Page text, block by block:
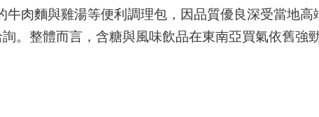
肉麵與雞湯等便利調理包，因品質優良深受當地
。整體而言，含糖與風味飲品在東南亞買氣依舊強